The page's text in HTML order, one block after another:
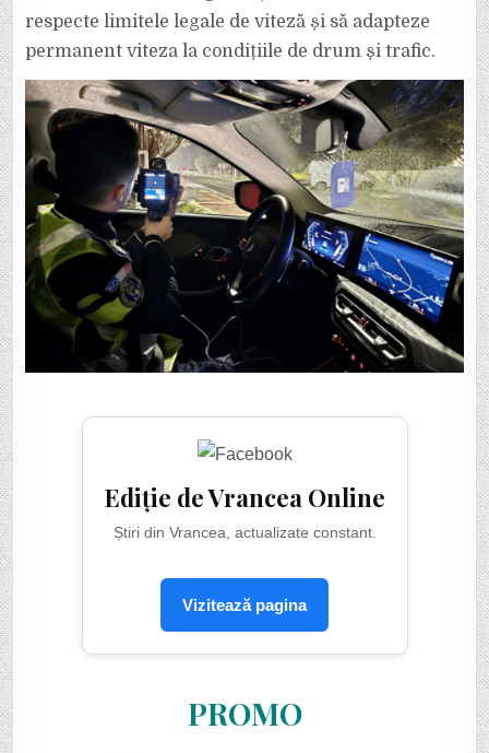
respecte limitele legale de viteză și să adapteze
permanent viteza la condițiile de drum și trafic.
Ediție de Vrancea Online
Știri din Vrancea, actualizate constant.
Vizitează pagina
PROMO